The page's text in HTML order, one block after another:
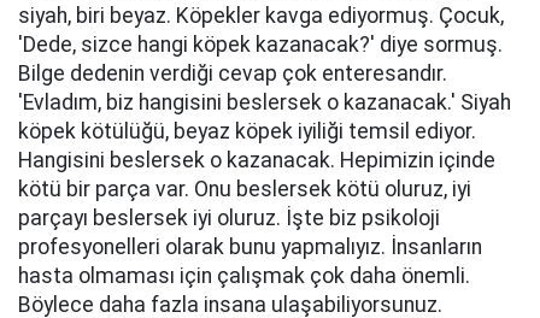
siyah, biri beyaz. Köpekler kavga ediyormuş. Çocuk,
'Dede, sizce hangi köpek kazanacak?' diye sormuş.
Bilge dedenin verdiği cevap çok enteresandır.
'Evladım, biz hangisini beslersek o kazanacak.' Siyah
köpek kötülüğü, beyaz köpek iyiliği temsil ediyor.
Hangisini beslersek o kazanacak. Hepimizin içinde
kötü bir parça var. Onu beslersek kötü oluruz, iyi
parçayı beslersek iyi oluruz. İşte biz psikoloji
profesyonelleri olarak bunu yapmalıyız. İnsanların
hasta olmaması için çalışmak çok daha önemli.
Böylece daha fazla insana ulaşabiliyorsunuz.